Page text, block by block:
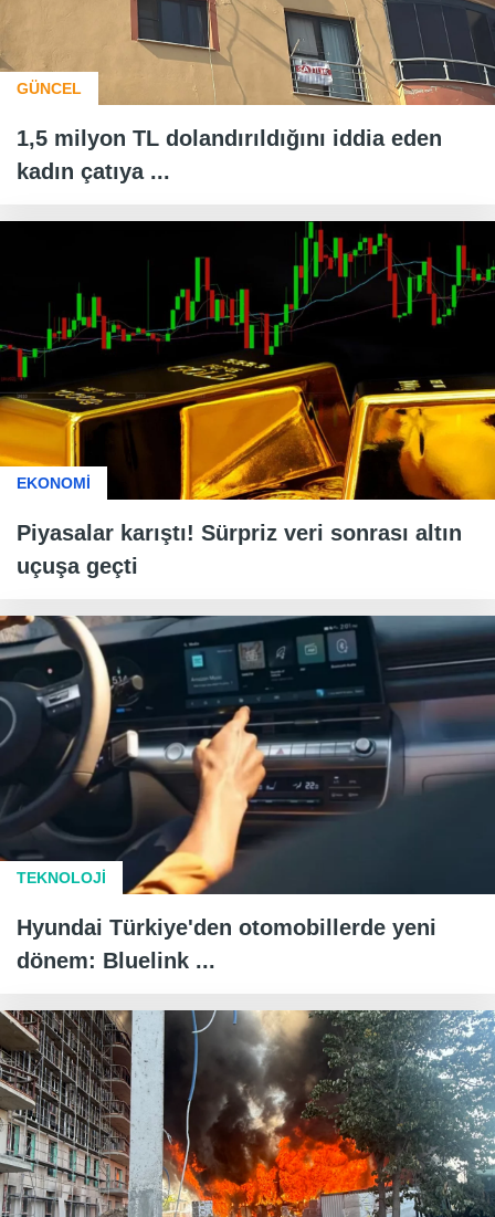
GÜNCEL
1,5 milyon TL dolandırıldığını iddia eden
kadın çatıya ...
EKONOMİ
Piyasalar karıştı! Sürpriz veri sonrası altın
uçuşa geçti
TEKNOLOJİ
Hyundai Türkiye'den otomobillerde yeni
dönem: Bluelink ...